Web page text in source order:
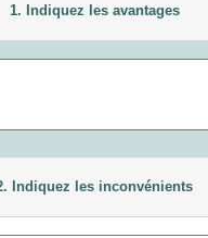
1. Indiquez les avantages
Indiquez les inconvénients